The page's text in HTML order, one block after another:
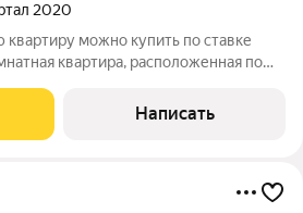
2020
можно купить по ставке
квартира, расположенная по
Престижный район Подмосковья на
Написать